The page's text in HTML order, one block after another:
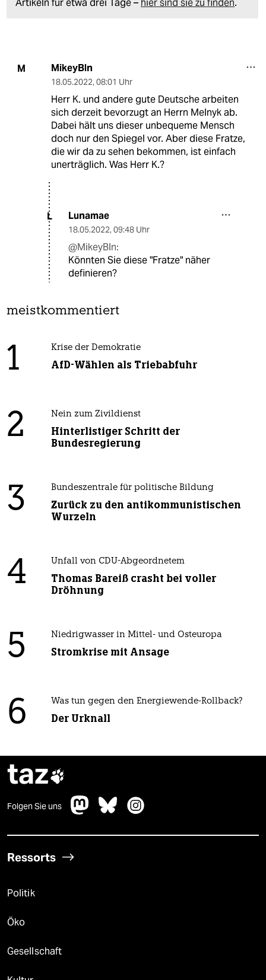
Artikeln für etwa drei Tage – hier sind sie zu finden.
M MikeyBln
18.05.2022, 08:01 Uhr
Herr K. und andere gute Deutsche arbeiten
sich derzeit bevorzugt an Herrn Melnyk ab.
Dabei hält uns dieser unbequeme Mensch
doch nur den Spiegel vor. Aber diese Fratze,
die wir da zu sehen bekommen, ist einfach
unerträglich. Was Herr K.?
L Lunamae
18.05.2022, 09:48 Uhr
@MikeyBln:
Könnten Sie diese "Fratze" näher
definieren?
meistkommentiert
1 Krise der Demokratie
AfD-Wählen als Triebabfuhr
2 Nein zum Zivildienst
Hinterlistiger Schritt der
Bundesregierung
3 Bundeszentrale für politische Bildung
Zurück zu den antikommunistischen
Wurzeln
4 Unfall von CDU-Abgeordnetem
Thomas Bareiß crasht bei voller
Dröhnung
5 Niedrigwasser in Mittel- und Osteuropa
Stromkrise mit Ansage
6 Was tun gegen den Energiewende-Rollback?
Der Urknall
taz
Folgen Sie uns
Ressorts
Politik
Öko
Gesellschaft